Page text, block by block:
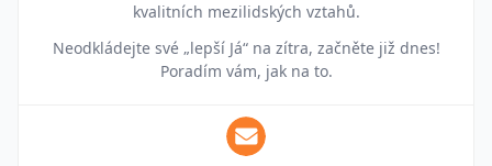
kvalitních mezilidských vztahů.
Neodkládejte své „lepší Já“ na zítra, začněte již dnes!
Poradím vám, jak na to.